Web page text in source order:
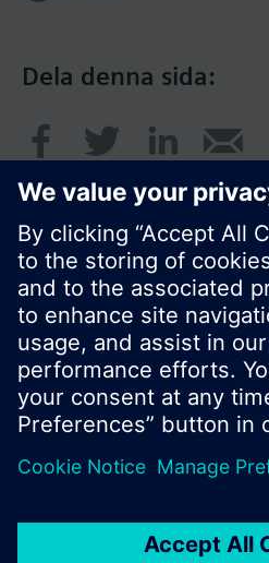
Dela denna sida:
© Siemens AB, Building
CPS - 2017
Produktportfölj och priser
Användarvillkor